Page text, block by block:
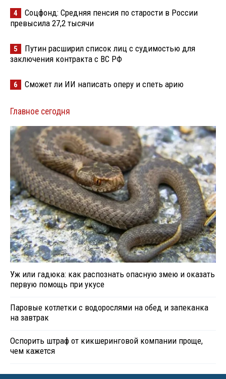
4
Соцфонд: Средняя пенсия по старости в России
превысила 27,2 тысячи
5
Путин расширил список лиц с судимостью для
заключения контракта с ВС РФ
6 Сможет ли ИИ написать оперу и спеть арию
Главное сегодня
Уж или гадюка: как распознать опасную змею и оказать
первую помощь при укусе
Паровые котлетки с водорослями на обед и запеканка
на завтрак
Оспорить штраф от кикшеринговой компании проще,
чем кажется